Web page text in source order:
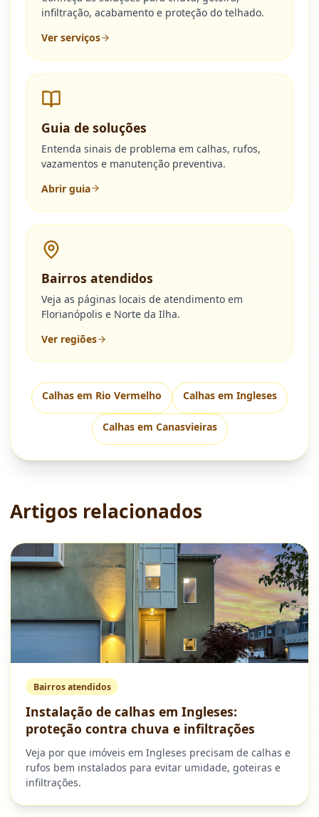
infiltração, acabamento e proteção do telhado.
Ver serviços
Guia de soluções
Entenda sinais de problema em calhas, rufos,
vazamentos e manutenção preventiva.
Abrir guia
Bairros atendidos
Veja as páginas locais de atendimento em
Florianópolis e Norte da Ilha.
Ver regiões
Calhas em Rio Vermelho Calhas em Ingleses
Calhas em Canasvieiras
Artigos relacionados
Bairros atendidos
Instalação de calhas em Ingleses:
proteção contra chuva e infiltrações
Veja por que imóveis em Ingleses precisam de calhas e
rufos bem instalados para evitar umidade, goteiras e
infiltrações.